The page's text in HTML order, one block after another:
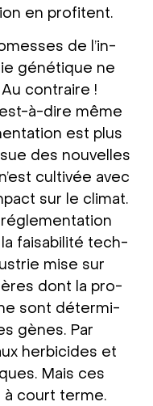
en pro­fi­tent.
de l’in­
géné­tique ne
con­trai­re !
à-dire même
est plus
des nou­vel­les
cul­ti­vée avec
sur le cli­mat.
régle­men­ta­ti­on
la faisa­bi­li­té tech­
mise sur
dont la pro­
sont déter­mi­
gènes. Par
her­bici­des et
Mais ces
à court ter­me.